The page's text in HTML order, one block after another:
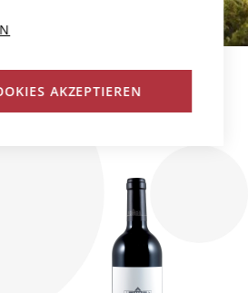
PRODUZENTEN
AKZEPTIEREN